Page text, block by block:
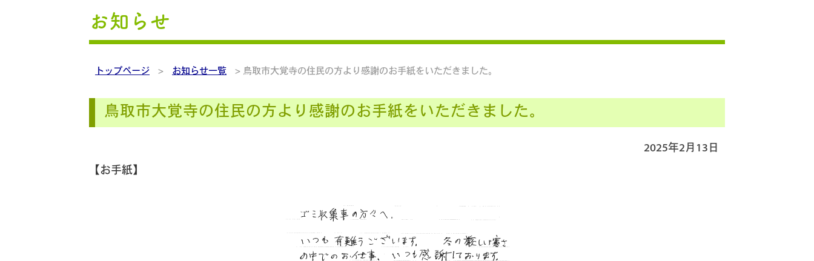
お知らせ
トップページ > お知らせ一覧 > 鳥取市大覚寺の住民の方より感謝のお手紙をいただきました。
鳥取市大覚寺の住民の方より感謝のお手紙をいただきました。
2025年2月13日
【お手紙】